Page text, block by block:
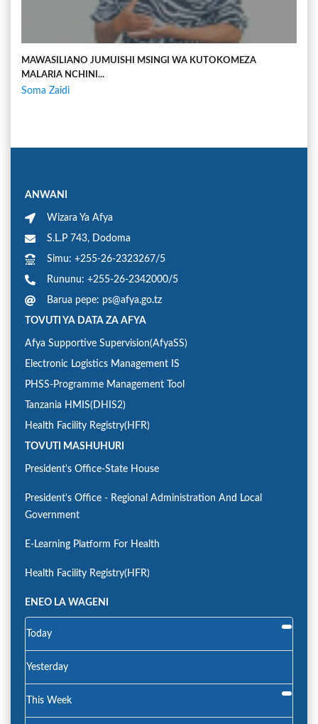
MAWASILIANO JUMUISHI MSINGI WA KUTOKOMEZA
MALARIA NCHINI...
Soma Zaidi
ANWANI
Wizara Ya Afya
S.L.P 743, Dodoma
Simu: +255-26-2323267/5
Rununu: +255-26-2342000/5
Barua pepe: ps@afya.go.tz
TOVUTI YA DATA ZA AFYA
Afya Supportive Supervision(AfyaSS)
Electronic Logistics Management IS
PHSS-Programme Management Tool
Tanzania HMIS(DHIS2)
Health Facility Registry(HFR)
TOVUTI MASHUHURI
President's Office-State House
President's Office - Regional Administration And Local
Government
E-Learning Platform For Health
Health Facility Registry(HFR)
ENEO LA WAGENI
Today
Yesterday
This Week